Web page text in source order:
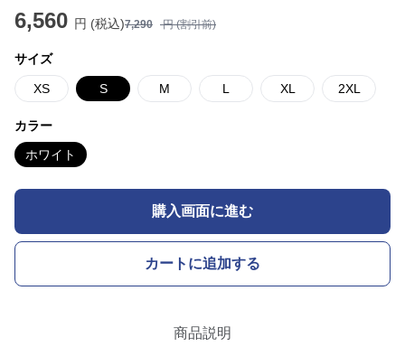
6,560 円 (税込)7,290 円 (割引前)
サイズ
XS S M L XL 2XL
カラー
ホワイト
購入画面に進む
カートに追加する
商品説明